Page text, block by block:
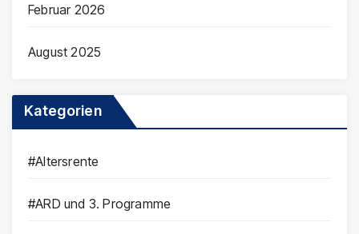
Februar 2026
August 2025
Kategorien
#Altersrente
#ARD und 3. Programme